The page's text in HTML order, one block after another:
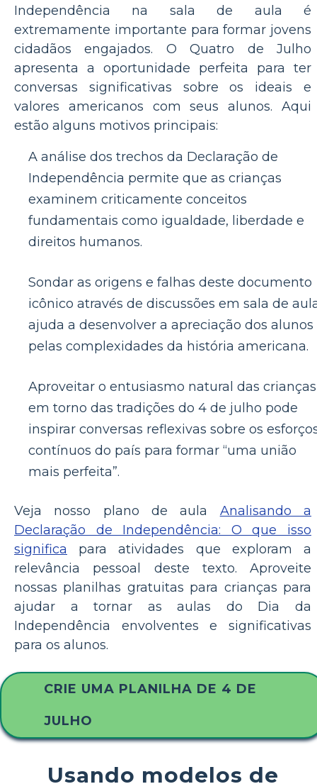
Independência na sala de aula é
extremamente importante para formar jovens
cidadãos engajados. O Quatro de Julho
apresenta a oportunidade perfeita para ter
conversas significativas sobre os ideais e
valores americanos com seus alunos. Aqui
estão alguns motivos principais:
A análise dos trechos da Declaração de
Independência permite que as crianças
examinem criticamente conceitos
fundamentais como igualdade, liberdade e
direitos humanos.
Sondar as origens e falhas deste documento
icônico através de discussões em sala de
ajuda a desenvolver a apreciação dos alunos
pelas complexidades da história americana.
Aproveitar o entusiasmo natural das crianças
em torno das tradições do 4 de julho pode
inspirar conversas reflexivas sobre os
contínuos do país para formar “uma união
mais perfeita”.
Veja nosso plano de aula Analisando a
Declaração de Independência: O que isso
significa para atividades que exploram a
relevância pessoal deste texto. Aproveite
nossas planilhas gratuitas para crianças para
ajudar a tornar as aulas do Dia da
Independência envolventes e significativas
para os alunos.
CRIE UMA PLANILHA DE 4 DE
JULHO
Usando modelos de